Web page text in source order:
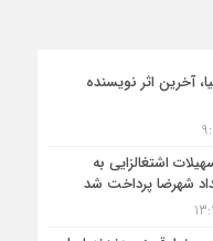
آخرین اثر نویسنده
اشتغالزایی به
شهرضا پرداخت شد